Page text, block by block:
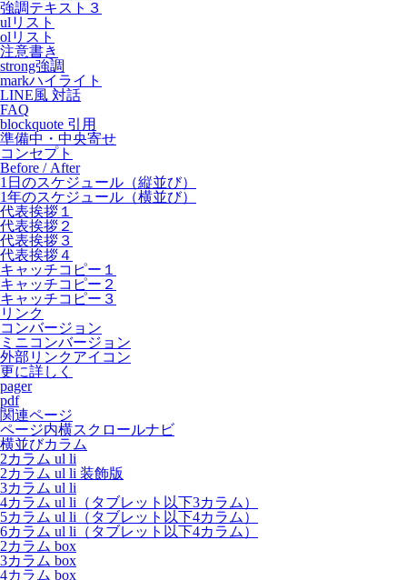
強調テキスト３
ulリスト
olリスト
注意書き
strong強調
markハイライト
LINE風 対話
FAQ
blockquote 引用
準備中・中央寄せ
コンセプト
Before / After
1日のスケジュール（縦並び）
1年のスケジュール（横並び）
代表挨拶１
代表挨拶２
代表挨拶３
代表挨拶４
キャッチコピー１
キャッチコピー２
キャッチコピー３
リンク
コンバージョン
ミニコンバージョン
外部リンクアイコン
更に詳しく
pager
pdf
関連ページ
ページ内横スクロールナビ
横並びカラム
2カラム ul li
2カラム ul li 装飾版
3カラム ul li
4カラム ul li（タブレット以下3カラム）
5カラム ul li（タブレット以下4カラム）
6カラム ul li（タブレット以下4カラム）
2カラム box
3カラム box
4カラム box